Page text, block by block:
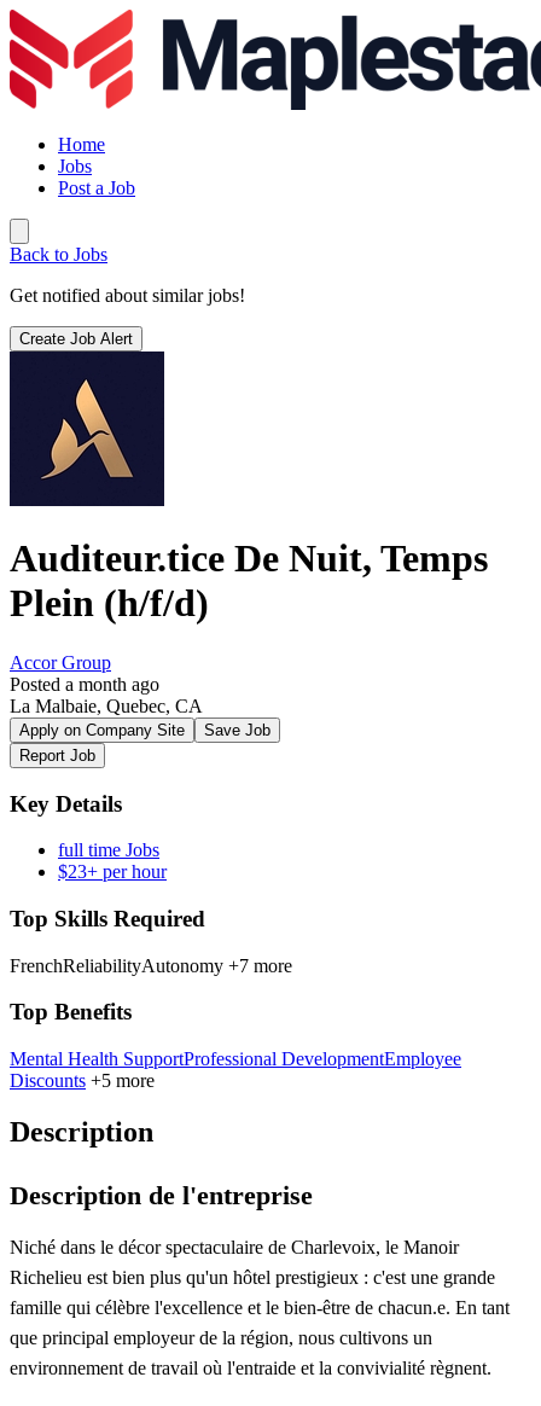
Home
Jobs
Post a Job
Back to Jobs
Get notified about similar jobs!
Create Job Alert
Auditeur.tice De Nuit, Temps
Plein (h/f/d)
Accor Group
Posted a month ago
La Malbaie, Quebec, CA
Apply on Company Site
Save Job
Report Job
Key Details
full time Jobs
$23+ per hour
Top Skills Required
FrenchReliabilityAutonomy +7 more
Top Benefits
Mental Health SupportProfessional DevelopmentEmployee
Discounts +5 more
Description
Description de l'entreprise
Niché dans le décor spectaculaire de Charlevoix, le Manoir
Richelieu est bien plus qu'un hôtel prestigieux : c'est une grande
famille qui célèbre l'excellence et le bien-être de chacun.e. En tant
que principal employeur de la région, nous cultivons un
environnement de travail où l'entraide et la convivialité règnent.